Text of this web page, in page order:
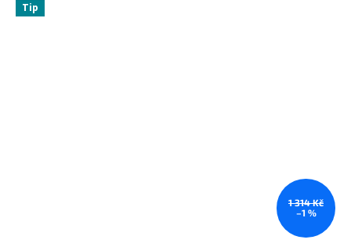
Tip
1 314 Kč
–1 %